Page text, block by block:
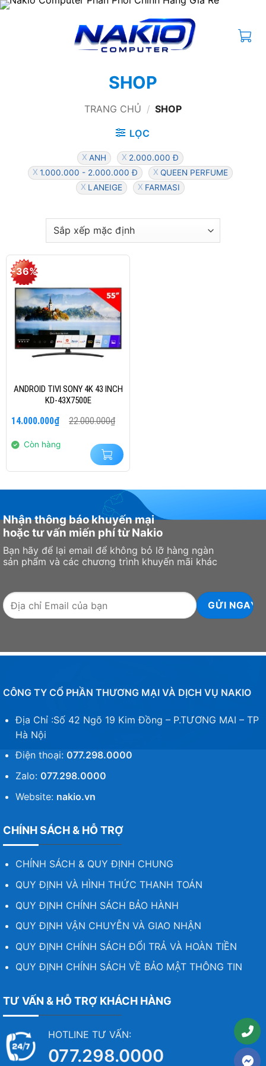
Bỏ
SHOP
TRANG CHỦ / SHOP
LỌC
ANH
2.000.000 Đ
1.000.000 - 2.000.000 Đ
QUEEN PERFUME
LANEIGE
FARMASI
-36%
ANDROID TIVI SONY 4K 43 INCH
KD-43X7500E
22.000.000₫
gốc
22.000.000₫.
14.000.000₫
hiện
là: Còn hàng
Nhận thông báo khuyến mại
hoặc tư vấn miến phí từ Nakio
Bạn hãy để lại email để không bỏ lỡ hàng ngàn
sản phẩm và các chương trình khuyến mãi khác
CÔNG TY CỔ PHẦN THƯƠNG MẠI VÀ DỊCH VỤ NAKIO
Địa Chỉ :Số 42 Ngõ 19 Kim Đồng – P.TƯƠNG MAI – TP
Hà Nội
Điện thoại: 077.298.0000
Zalo: 077.298.0000
Website: nakio.vn
CHÍNH SÁCH & HỖ TRỢ
CHÍNH SÁCH & QUY ĐỊNH CHUNG
QUY ĐỊNH VÀ HÌNH THỨC THANH TOÁN
QUY ĐỊNH CHÍNH SÁCH BẢO HÀNH
QUY ĐỊNH VẬN CHUYỄN VÀ GIAO NHẬN
QUY ĐỊNH CHÍNH SÁCH ĐỔI TRẢ VÀ HOÀN TIỀN
QUY ĐỊNH CHÍNH SÁCH VỀ BẢO MẬT THÔNG TIN
TƯ VẤN & HỖ TRỢ KHÁCH HÀNG
HOTLINE TƯ VẤN:
077.298.0000